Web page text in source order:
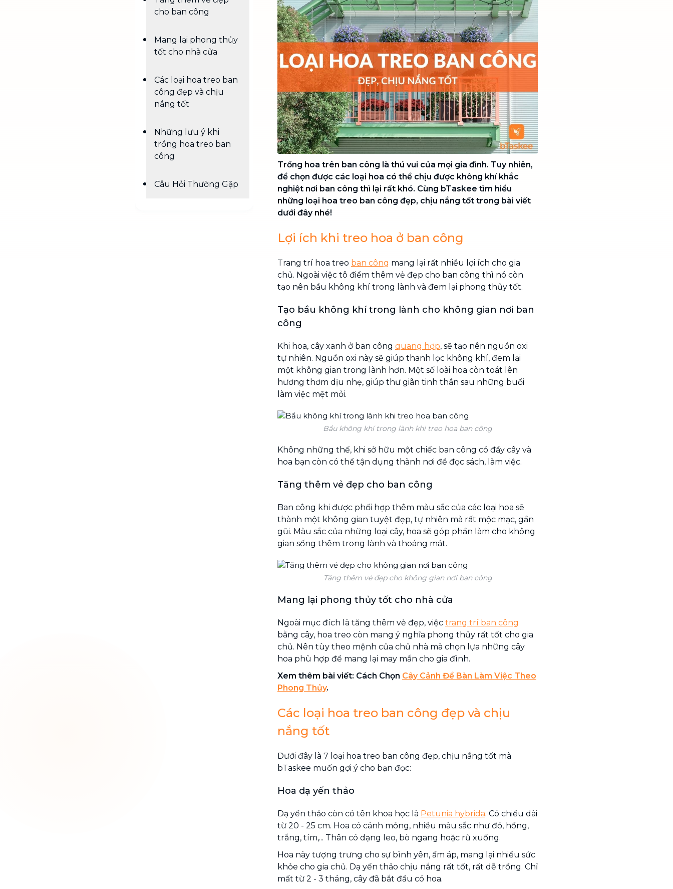
Chuyển nhà trọn gói, không lo dọn
dẹp nơi đi nơi đến
Vệ sinh công nghiệp NEW
Vệ sinh chuyên nghiệp cho văn
phòng, nhà xưởng, công trình lớn
cho ban công
Mang lại phong thủy
tốt cho nhà cửa
Các loại hoa treo ban
công đẹp và chịu
nắng tốt
Những lưu ý khi
trồng hoa treo ban
công
Câu Hỏi Thường Gặp
Trồng hoa trên ban công là thú vui của mọi gia đình. Tuy nhiên,
để chọn được các loại hoa có thể chịu được không khí khắc
nghiệt nơi ban công thì lại rất khó. Cùng bTaskee tìm hiểu
những loại hoa treo ban công đẹp, chịu nắng tốt trong bài viết
dưới đây nhé!
Lợi ích khi treo hoa ở ban công
Trang trí hoa treo ban công mang lại rất nhiều lợi ích cho gia
chủ. Ngoài việc tô điểm thêm vẻ đẹp cho ban công thì nó còn
tạo nên bầu không khí trong lành và đem lại phong thủy tốt.
Tạo bầu không khí trong lành cho không gian nơi ban
công
Khi hoa, cây xanh ở ban công quang hợp, sẽ tạo nên nguồn oxi
tự nhiên. Nguồn oxi này sẽ giúp thanh lọc không khí, đem lại
một không gian trong lành hơn. Một số loài hoa còn toát lên
hương thơm dịu nhẹ, giúp thư giãn tinh thần sau những buổi
làm việc mệt mỏi.
Bầu không khí trong lành khi treo hoa ban công
Không những thế, khi sở hữu một chiếc ban công có đầy cây và
hoa bạn còn có thể tận dụng thành nơi để đọc sách, làm việc.
Tăng thêm vẻ đẹp cho ban công
Ban công khi được phối hợp thêm màu sắc của các loại hoa sẽ
thành một không gian tuyệt đẹp, tự nhiên mà rất mộc mạc, gần
gũi. Màu sắc của những loại cây, hoa sẽ góp phần làm cho không
gian sống thêm trong lành và thoáng mát.
Tăng thêm vẻ đẹp cho không gian nơi ban công
Mang lại phong thủy tốt cho nhà cửa
Ngoài mục đích là tăng thêm vẻ đẹp, việc trang trí ban công
bằng cây, hoa treo còn mang ý nghĩa phong thủy rất tốt cho gia
chủ. Nên tùy theo mệnh của chủ nhà mà chọn lựa những cây
hoa phù hợp để mang lại may mắn cho gia đình.
Xem thêm bài viết: Cách Chọn Cây Cảnh Để Bàn Làm Việc Theo
Phong Thủy.
Các loại hoa treo ban công đẹp và chịu
nắng tốt
Dưới đây là 7 loại hoa treo ban công đẹp, chịu nắng tốt mà
bTaskee muốn gợi ý cho bạn đọc:
Hoa dạ yến thảo
Dạ yến thảo còn có tên khoa học là Petunia hybrida. Có chiều dài
từ 20 - 25 cm. Hoa có cánh mỏng, nhiều màu sắc như đỏ, hồng,
trắng, tím,... Thân có dạng leo, bò ngang hoặc rũ xuống.
Hoa này tượng trưng cho sự bình yên, ấm áp, mang lại nhiều sức
khỏe cho gia chủ. Dạ yến thảo chịu nắng rất tốt, rất dễ trồng. Chỉ
mất từ 2 - 3 tháng, cây đã bắt đầu có hoa.